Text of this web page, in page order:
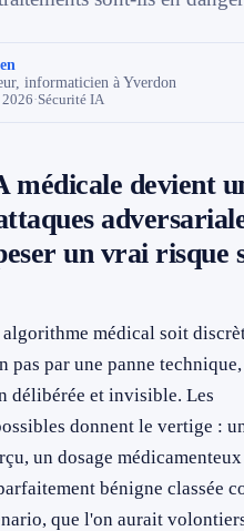
informaticien à Yverdon
·Sécurité IA
médicale devient
un vrai risque
médical soit
par une panne
délibérée et invisible. Les
donnent le vertige :
un dosage
bénigne classée
que l'on aurait
?
médicale ?
menace réelle, des réponses à la